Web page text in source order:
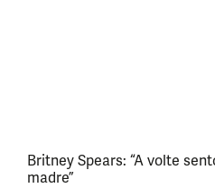
Britney Spears: “A volte
madre”